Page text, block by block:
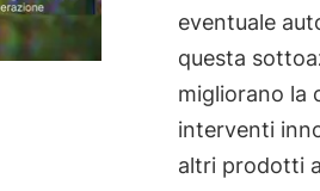
eventuale
questa
migliorano la
interventi
altri prodotti